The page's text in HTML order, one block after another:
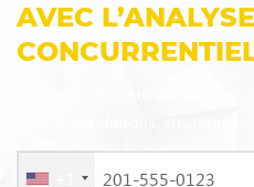
AVEC L’ANALYSE